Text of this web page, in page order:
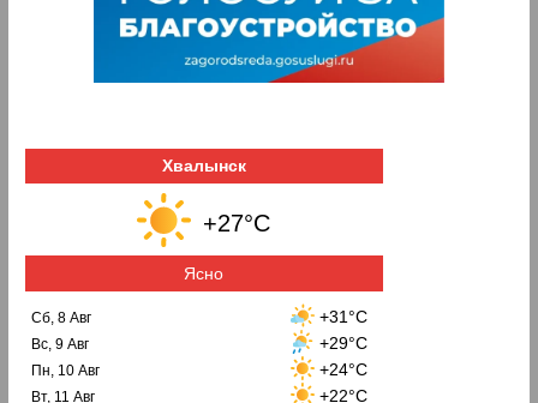
Хвалынск
+27°C
Ясно
Сб, 8 Авг +31°C
Вс, 9 Авг +29°C
Пн, 10 Авг +24°C
Вт, 11 Авг +22°C